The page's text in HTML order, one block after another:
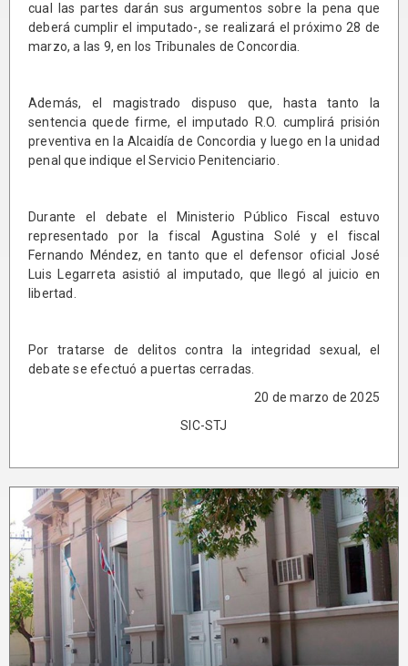
cual las partes darán sus argumentos sobre la pena que
deberá cumplir el imputado-, se realizará el próximo 28 de
marzo, a las 9, en los Tribunales de Concordia.
Además, el magistrado dispuso que, hasta tanto la
sentencia quede firme, el imputado R.O. cumplirá prisión
preventiva en la Alcaidía de Concordia y luego en la unidad
penal que indique el Servicio Penitenciario.
Durante el debate el Ministerio Público Fiscal estuvo
representado por la fiscal Agustina Solé y el fiscal
Fernando Méndez, en tanto que el defensor oficial José
Luis Legarreta asistió al imputado, que llegó al juicio en
libertad.
Por tratarse de delitos contra la integridad sexual, el
debate se efectuó a puertas cerradas.
20 de marzo de 2025
SIC-STJ